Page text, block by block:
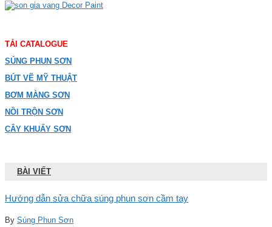
TẢI CATALOGUE
SÚNG PHUN SƠN
BÚT VẼ MỸ THUẬT
BƠM MÀNG SƠN
NỒI TRỘN SƠN
CÂY KHUẤY SƠN
BÀI VIẾT
Hướng dẫn sửa chữa súng phun sơn cầm tay
By Súng Phun Sơn